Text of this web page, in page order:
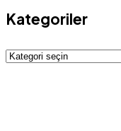
Kategoriler
Kategoriler